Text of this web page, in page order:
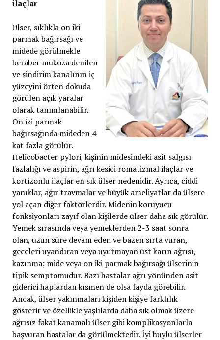
ilaçlar
Ülser, sıklıkla on iki
parmak bağırsağı ve
midede görülmekle
beraber mukoza denilen
ve sindirim kanalının iç
yüzeyini örten dokuda
görülen açık yaralar
olarak tanımlanabilir.
On iki parmak
bağırsağında mideden 4
kat fazla görülür.
Helicobacter pylori, kişinin midesindeki asit salgısı
fazlalığı ve aspirin, ağrı kesici romatizmal ilaçlar ve
kortizonlu ilaçlar en sık ülser nedenidir. Ayrıca, ciddi
yanıklar, ağır travmalar ve büyük ameliyatlar da ülsere
yol açan diğer faktörlerdir. Midenin koruyucu
fonksiyonları zayıf olan kişilerde ülser daha sık görülür.
Yemek sırasında veya yemeklerden 2-3 saat sonra
olan, uzun süre devam eden ve bazen sırta vuran,
geceleri uyandıran veya uyutmayan üst karın ağrısı,
kazınma; mide veya on iki parmak bağırsağı ülserinin
tipik semptomudur. Bazı hastalar ağrı yönünden asit
giderici haplardan kısmen de olsa fayda görebilir.
Ancak, ülser yakınmaları kişiden kişiye farklılık
gösterir ve özellikle yaşlılarda daha sık olmak üzere
ağrısız fakat kanamalı ülser gibi komplikasyonlarla
başvuran hastalar da görülmektedir. İyi huylu ülserler